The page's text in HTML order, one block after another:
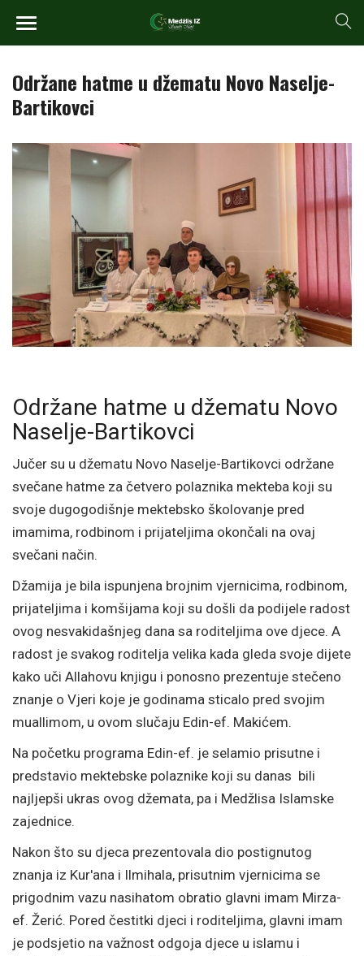
Održane hatme u džematu Novo Naselje-
Bartikovci
Održane hatme u džematu Novo
Naselje-Bartikovci
Jučer su u džematu Novo Naselje-Bartikovci održane
svečane hatme za četvero polaznika mekteba koji su
svoje dugogodišnje mektebsko školovanje pred
imamima, rodbinom i prijateljima okončali na ovaj
svečani način.
Džamija je bila ispunjena brojnim vjernicima, rodbinom,
prijateljima i komšijama koji su došli da podijele radost
ovog nesvakidašnjeg dana sa roditeljima ove djece. A
radost je svakog roditelja velika kada gleda svoje dijete
kako uči Allahovu knjigu i ponosno prezentuje stečeno
znanje o Vjeri koje je godinama sticalo pred svojim
muallimom, u ovom slučaju Edin-ef. Makićem.
Na početku programa Edin-ef. je selamio prisutne i
predstavio mektebske polaznike koji su danas bili
najljepši ukras ovog džemata, pa i Medžlisa Islamske
zajednice.
Nakon što su djeca prezentovala dio postignutog
znanja iz Kur'ana i Ilmihala, prisutnim vjernicima se
prigodnim vazu nasihatom obratio glavni imam Mirza-
ef. Žerić. Pored čestitki djeci i roditeljima, glavni imam
je podsjetio na važnost odgoja djece u islamu i